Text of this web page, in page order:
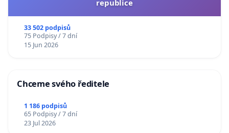
republice
33 502 podpisů
75 Podpisy / 7 dní
15 Jun 2026
Chceme svého ředitele
1 186 podpisů
65 Podpisy / 7 dní
23 Jul 2026